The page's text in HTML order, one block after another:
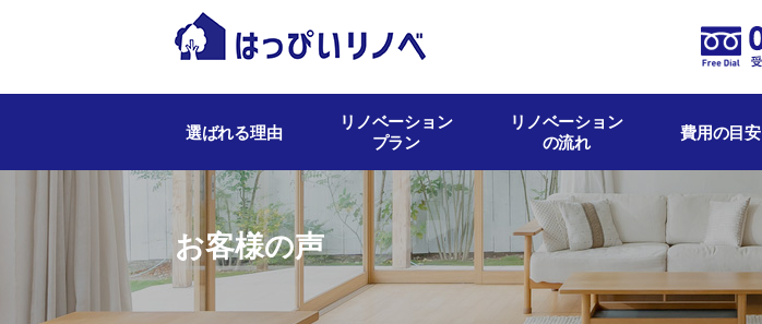
選ばれる理由
リノベーション
プラン
リノベーション
の流れ
費用の目安
お客様の声